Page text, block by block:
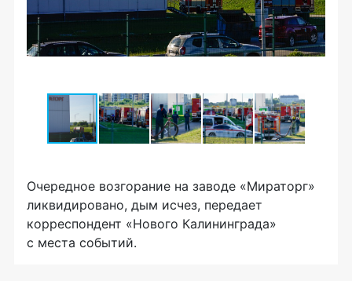
Очередное возгорание на заводе «Мираторг»
ликвидировано, дым исчез, передает
корреспондент «Нового Калининграда»
с места событий.